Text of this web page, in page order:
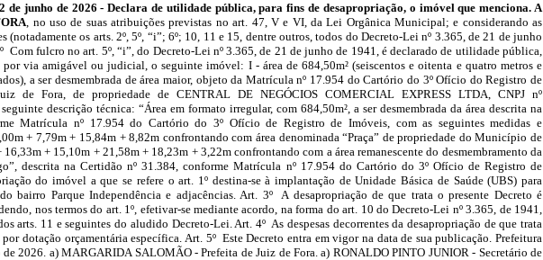
de junho de 2026 - Declara de utilidade pública, para fins de desapropriação, o imóvel que menciona. A
, no uso de suas atribuições previstas no art. 47, V e VI, da Lei Orgânica Municipal; e considerando as
(notadamente os arts. 2º, 5º, “i”; 6º; 10, 11 e 15, dentre outros, todos do Decreto-Lei nº 3.365, de 21 de junho
Com fulcro no art. 5º, “i”, do Decreto-Lei nº 3.365, de 21 de junho de 1941, é declarado de utilidade pública,
por via amigável ou judicial, o seguinte imóvel: I - área de 684,50m² (seiscentos e oitenta e quatro metros e
a ser desmembrada de área maior, objeto da Matrícula nº 17.954 do Cartório do 3º Ofício do Registro de
de Fora, de propriedade de CENTRAL DE NEGÓCIOS COMERCIAL EXPRESS LTDA, CNPJ nº
descrição técnica: “Área em formato irregular, com 684,50m², a ser desmembrada da área descrita na
Matrícula nº 17.954 do Cartório do 3º Ofício de Registro de Imóveis, com as seguintes medidas e
+ 7,79m + 15,84m + 8,82m confrontando com área denominada “Praça” de propriedade do Município de
+ 15,10m + 21,58m + 18,23m + 3,22m confrontando com a área remanescente do desmembramento da
descrita na Certidão nº 31.384, conforme Matrícula nº 17.954 do Cartório do 3º Ofício de Registro de
do imóvel a que se refere o art. 1º destina-se à implantação de Unidade Básica de Saúde (UBS) para
bairro Parque Independência e adjacências. Art. 3º A desapropriação de que trata o presente Decreto é
nos termos do art. 1º, efetivar-se mediante acordo, na forma do art. 10 do Decreto-Lei nº 3.365, de 1941,
arts. 11 e seguintes do aludido Decreto-Lei. Art. 4º As despesas decorrentes da desapropriação de que trata
por dotação orçamentária específica. Art. 5º Este Decreto entra em vigor na data de sua publicação. Prefeitura
2026. a) MARGARIDA SALOMÃO - Prefeita de Juiz de Fora. a) RONALDO PINTO JUNIOR - Secretário de